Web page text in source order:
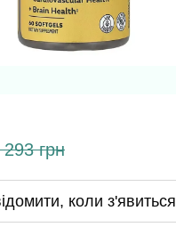
293 грн
коли з'явиться